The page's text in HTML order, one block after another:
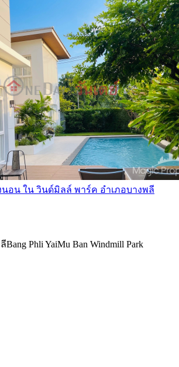
นอน ใน วินด์มิลล์ พาร์ค อำเภอบางพลี
Bang Phli YaiMu Ban Windmill Park